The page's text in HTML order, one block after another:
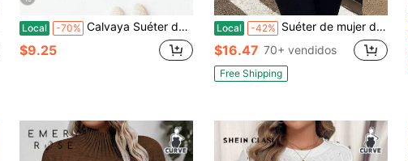
Local -70% Calvaya Suéter de cuello redondo de punto de cable de unicolor talla grande, para suéter de punto de invierno
$9.25
Local -42% Suéter de mujer de talla grande con decoración de corazón y corbata de estilo francés
$16.47 70+ vendidos
Free Shipping